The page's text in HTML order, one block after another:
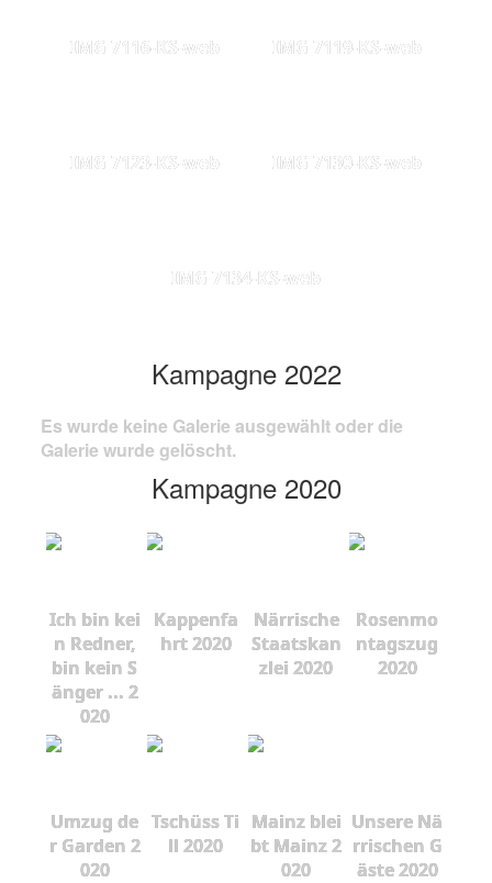
IMG 7116-KS-web IMG 7119-KS-web
IMG 7123-KS-web IMG 7130-KS-web
IMG 7134-KS-web
Kampagne 2022
Es wurde keine Galerie ausgewählt oder die
Galerie wurde gelöscht.
Kampagne 2020
Ich bin kei
n Redner,
bin kein S
änger ... 2
020
Kappenfa
hrt 2020
Närrische
Staatskan
zlei 2020
Rosenmo
ntagszug
2020
Umzug de
r Garden 2
020
Tschüss Ti
ll 2020
Mainz blei
bt Mainz 2
020
Unsere Nä
rrischen G
äste 2020